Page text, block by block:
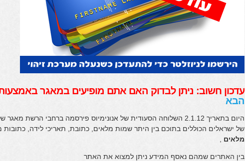
עדכון חשוב: ניתן לבדוק האם אתם מופיעים במאגר
הבא
של ישראלים הכוללים בתוכם בין היתר שמות מלאים, כתובת, תאריכי לידה, כתובות
מלאים
בין האתרים שמהם נאסף המידע ניתן למצוא את האתר